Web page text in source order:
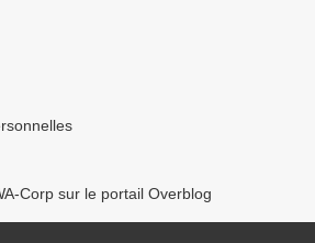
Corp sur le portail Overblog